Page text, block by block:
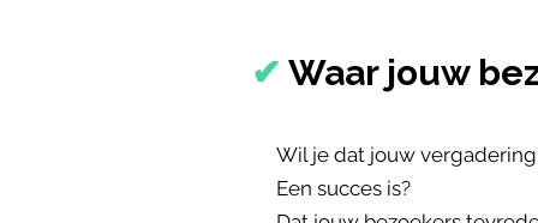
✔ Waar jouw
Wil je dat jouw
Een succes is?